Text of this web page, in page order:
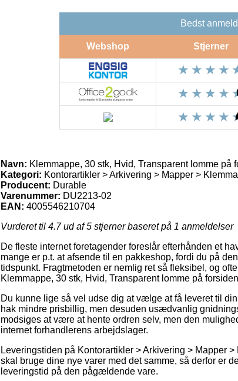
Bedst
Webshop Stjerner
Navn: Klemmappe, 30 stk, Hvid, Transparent lomme
Kategori: Kontorartikler > Arkivering > Mapper >
Producent: Durable
Varenummer: DU2213-02
EAN: 4005546210704
Vurderet til 4.7ud af 5 stjerner baseret på 1 anmeldelser
De fleste internet foretagender foreslår efterhånden et
mange er p.t. at afsende til en pakkeshop, fordi du på
tidspunkt. Fragtmetoden er nemlig ret så fleksibel, og
Klemmappe, 30 stk, Hvid, Transparent lomme på
Du kunne lige så vel udse dig at vælge at få leveret til
hak mindre prisbillig, men desuden usædvanlig
modsiges at være at hente ordren selv, men den
internet forhandlerens arbejdslager.
Leveringstiden på Kontorartikler > Arkivering > Mapper
skal bruge dine nye varer med det samme, så derfor er
leveringstid på den pågældende vare.